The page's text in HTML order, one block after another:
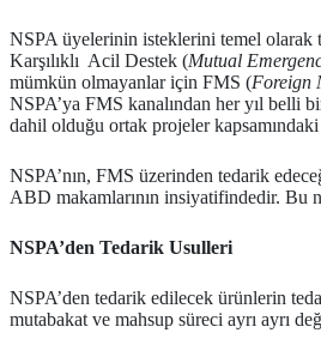
NSPA üyelerinin isteklerini temel olarak
Karşılıklı Acil Destek (Mutual
mümkün olmayanlar için FMS (Foreign
NSPA’ya FMS kanalından her yıl belli
dahil olduğu ortak projeler kapsamındaki
NSPA’nın, FMS üzerinden tedarik
ABD makamlarının insiyatifindedir. Bu
NSPA’den Tedarik Usulleri
NSPA’den tedarik edilecek ürünlerin
mutabakat ve mahsup süreci ayrı ayrı